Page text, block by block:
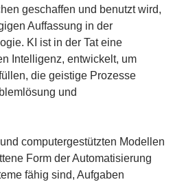
geschaffen und benutzt wird,
Auffassung in der
KI ist in der Tat eine
Intelligenz, entwickelt, um
die geistige Prozesse
und
computergestützten Modellen
Form der Automatisierung
fähig sind, Aufgaben